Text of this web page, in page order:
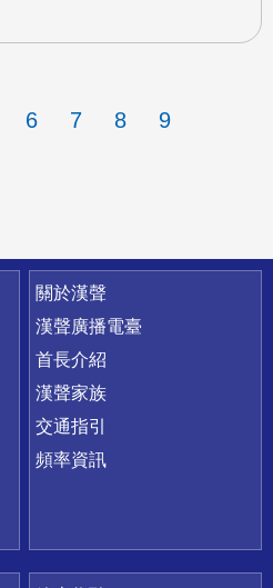
6 7 8 9
關於漢聲
漢聲廣播電臺
首長介紹
漢聲家族
交通指引
頻率資訊